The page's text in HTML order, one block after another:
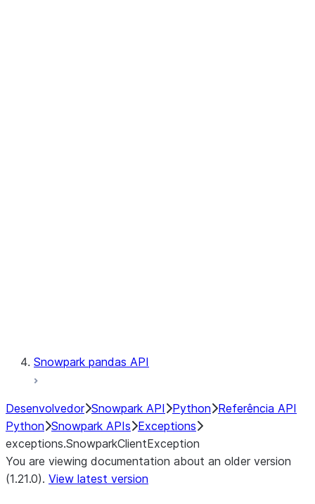
Snowpark pandas API
Desenvolvedor Snowpark API Python Referência API
Python Snowpark APIs Exceptions
exceptions.SnowparkClientException
You are viewing documentation about an older version
(1.21.0). View latest version